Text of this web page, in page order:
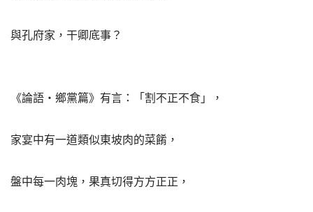
與孔府家，干卿底事？
《論語‧鄉黨篇》有言：「割不正不食」，
家宴中有一道類似東坡肉的菜餚，
盤中每一肉塊，果真切得方方正正，